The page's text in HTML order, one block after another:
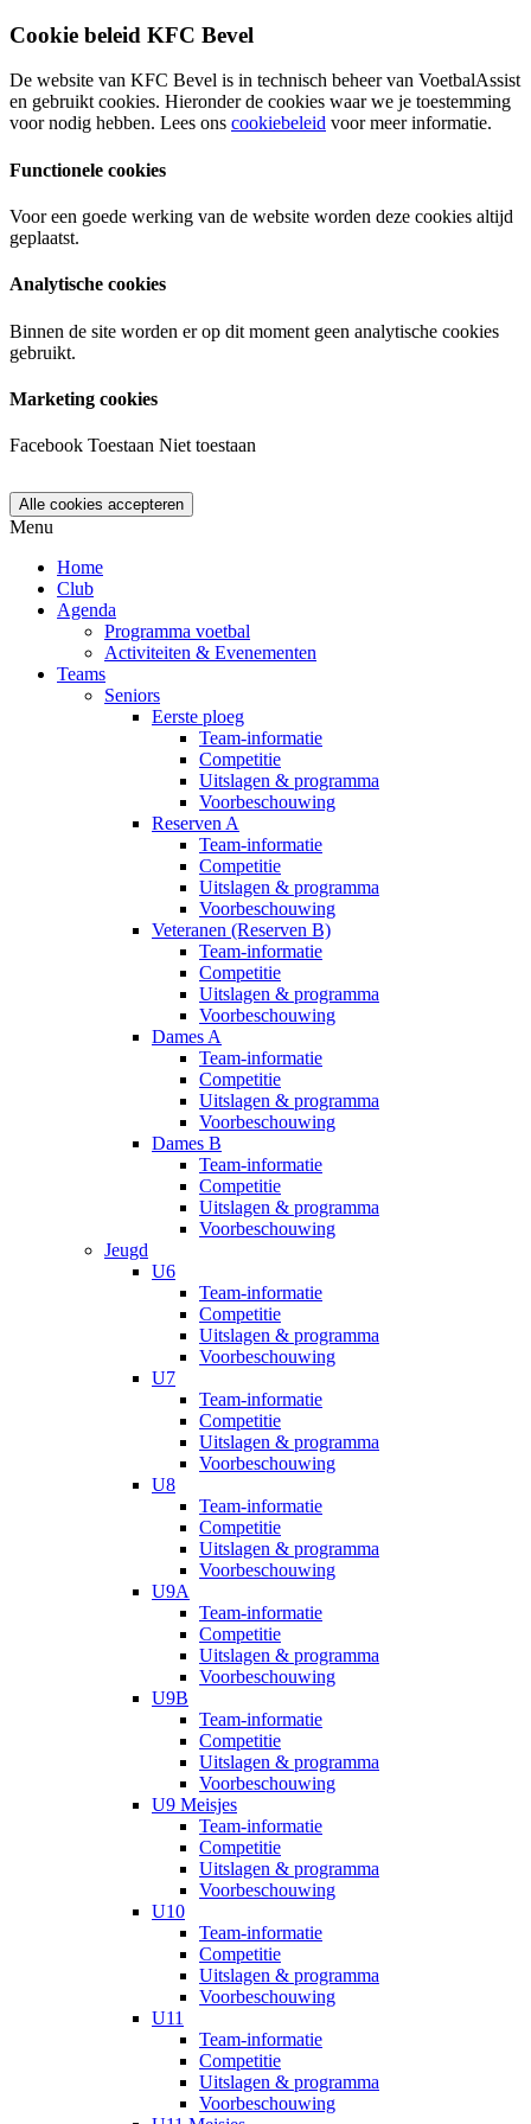
Cookie beleid KFC Bevel
De website van KFC Bevel is in technisch beheer van VoetbalAssist
en gebruikt cookies. Hieronder de cookies waar we je toestemming
voor nodig hebben. Lees ons cookiebeleid voor meer informatie.
Functionele cookies
Voor een goede werking van de website worden deze cookies altijd
geplaatst.
Analytische cookies
Binnen de site worden er op dit moment geen analytische cookies
gebruikt.
Marketing cookies
Facebook Toestaan Niet toestaan
Menu
Home
Club
Agenda
Programma voetbal
Activiteiten & Evenementen
Teams
Seniors
Eerste ploeg
Team-informatie
Competitie
Uitslagen & programma
Voorbeschouwing
Reserven A
Team-informatie
Competitie
Uitslagen & programma
Voorbeschouwing
Veteranen (Reserven B)
Team-informatie
Competitie
Uitslagen & programma
Voorbeschouwing
Dames A
Team-informatie
Competitie
Uitslagen & programma
Voorbeschouwing
Dames B
Team-informatie
Competitie
Uitslagen & programma
Voorbeschouwing
Jeugd
U6
Team-informatie
Competitie
Uitslagen & programma
Voorbeschouwing
U7
Team-informatie
Competitie
Uitslagen & programma
Voorbeschouwing
U8
Team-informatie
Competitie
Uitslagen & programma
Voorbeschouwing
U9A
Team-informatie
Competitie
Uitslagen & programma
Voorbeschouwing
U9B
Team-informatie
Competitie
Uitslagen & programma
Voorbeschouwing
U9 Meisjes
Team-informatie
Competitie
Uitslagen & programma
Voorbeschouwing
U10
Team-informatie
Competitie
Uitslagen & programma
Voorbeschouwing
U11
Team-informatie
Competitie
Uitslagen & programma
Voorbeschouwing